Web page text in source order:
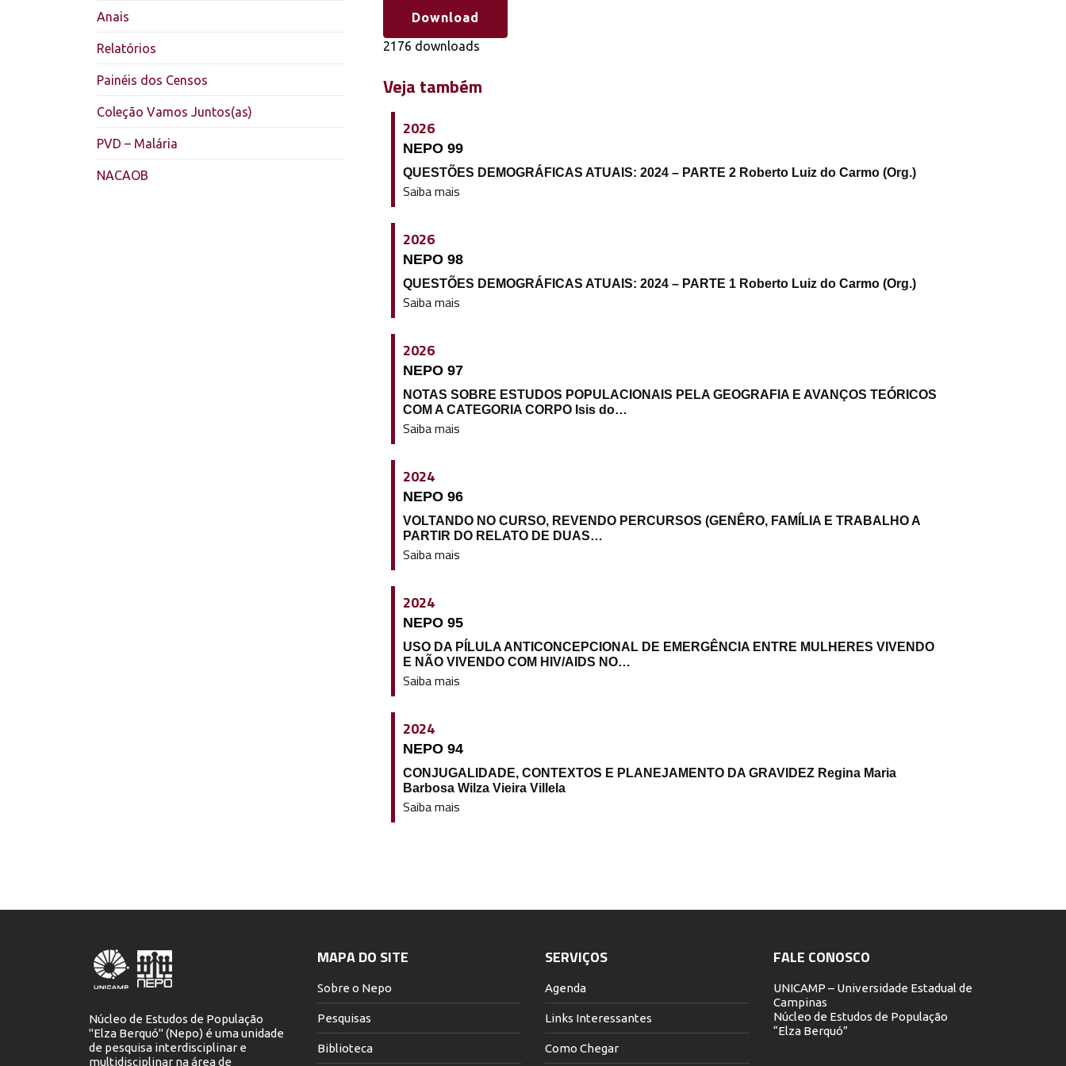
Anais
Relatórios
Painéis dos Censos
Coleção Vamos Juntos(as)
PVD – Malária
NACAOB
Download
2176 downloads
Veja também
2026
NEPO 99
QUESTÕES DEMOGRÁFICAS ATUAIS: 2024 – PARTE 2 Roberto Luiz do Carmo (Org.)
Saiba mais
2026
NEPO 98
QUESTÕES DEMOGRÁFICAS ATUAIS: 2024 – PARTE 1 Roberto Luiz do Carmo (Org.)
Saiba mais
2026
NEPO 97
NOTAS SOBRE ESTUDOS POPULACIONAIS PELA GEOGRAFIA E AVANÇOS TEÓRICOS
COM A CATEGORIA CORPO Isis do…
Saiba mais
2024
NEPO 96
VOLTANDO NO CURSO, REVENDO PERCURSOS (GENÊRO, FAMÍLIA E TRABALHO A
PARTIR DO RELATO DE DUAS…
Saiba mais
2024
NEPO 95
USO DA PÍLULA ANTICONCEPCIONAL DE EMERGÊNCIA ENTRE MULHERES VIVENDO
E NÃO VIVENDO COM HIV/AIDS NO…
Saiba mais
2024
NEPO 94
CONJUGALIDADE, CONTEXTOS E PLANEJAMENTO DA GRAVIDEZ Regina Maria
Barbosa Wilza Vieira Villela
Saiba mais
Núcleo de Estudos de População
"Elza Berquó" (Nepo) é uma unidade
de pesquisa interdisciplinar e
multidisciplinar na área de
MAPA DO SITE
Sobre o Nepo
Pesquisas
Biblioteca
SERVIÇOS
Agenda
Links Interessantes
Como Chegar
FALE CONOSCO
UNICAMP – Universidade Estadual de
Campinas
Núcleo de Estudos de População
“Elza Berquó”